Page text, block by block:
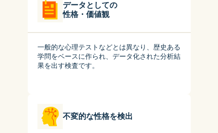
データとしての
性格・価値観
一般的な心理テストなどとは異なり、歴史ある
学問をベースに作られ、データ化された分析結
果を出す検査です。
不変的な性格を検出